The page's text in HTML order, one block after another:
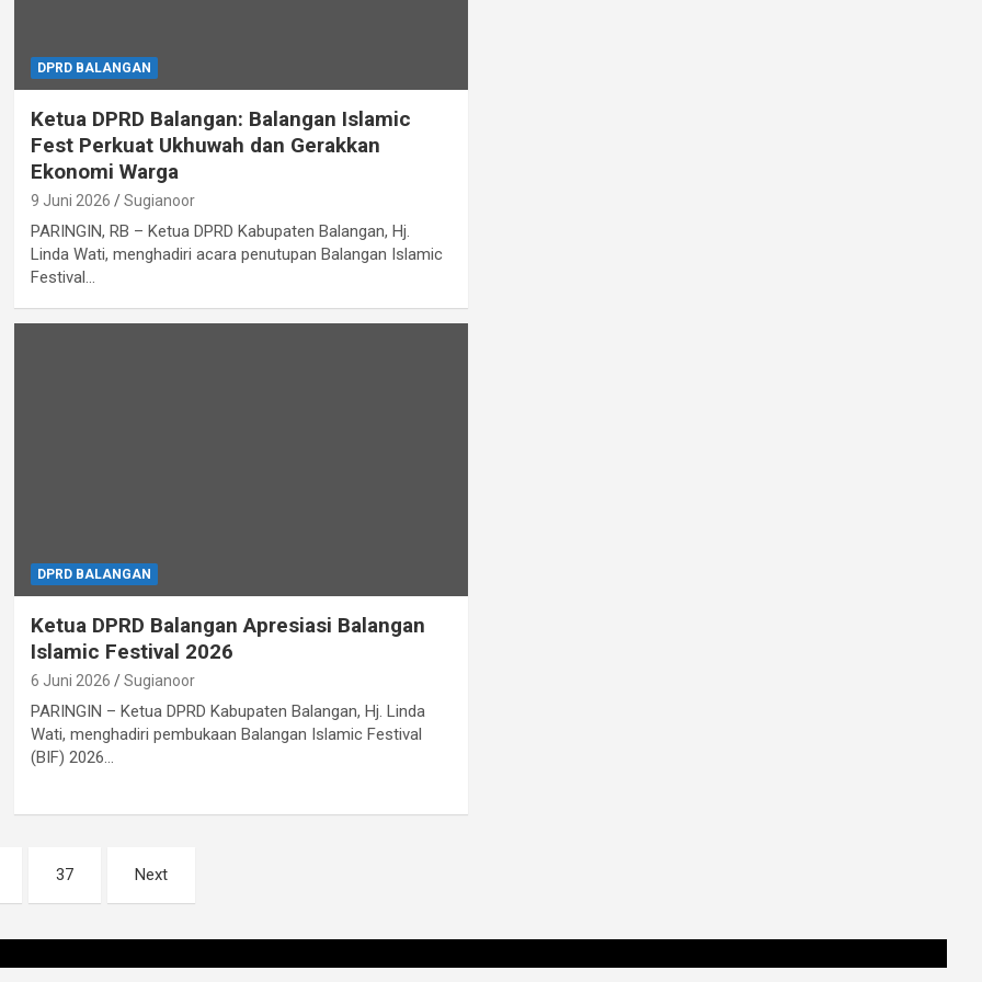
DPRD BALANGAN
Ketua DPRD Balangan: Balangan Islamic
Fest Perkuat Ukhuwah dan Gerakkan
Ekonomi Warga
9 Juni 2026 Sugianoor
PARINGIN, RB – Ketua DPRD Kabupaten Balangan, Hj.
Linda Wati, menghadiri acara penutupan Balangan Islamic
Festival…
DPRD BALANGAN
Ketua DPRD Balangan Apresiasi Balangan
Islamic Festival 2026
6 Juni 2026 Sugianoor
PARINGIN – Ketua DPRD Kabupaten Balangan, Hj. Linda
Wati, menghadiri pembukaan Balangan Islamic Festival
(BIF) 2026…
37 Next